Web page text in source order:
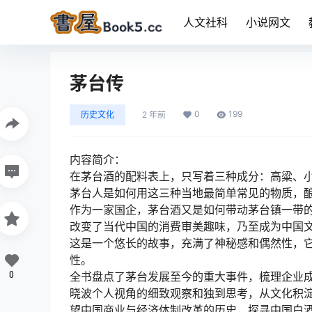
人文社科 小说网文
茅台传
历史文化 2 年前 0 199
内容简介：
在茅台酒的配料表上，只写着三种成分：高粱、
茅台人是如何用这三种当地最简单常见的物质，
作为一家国企，茅台酒又是如何带动茅台镇一带
改变了当代中国的消费审美趣味，乃至成为中国
这是一个悠长的故事，充满了神秘感和偶然性，
性。
全书盘点了茅台发展至今的重大事件，梳理企业
晓波个人视角的细致观察和独到思考，从文化
0